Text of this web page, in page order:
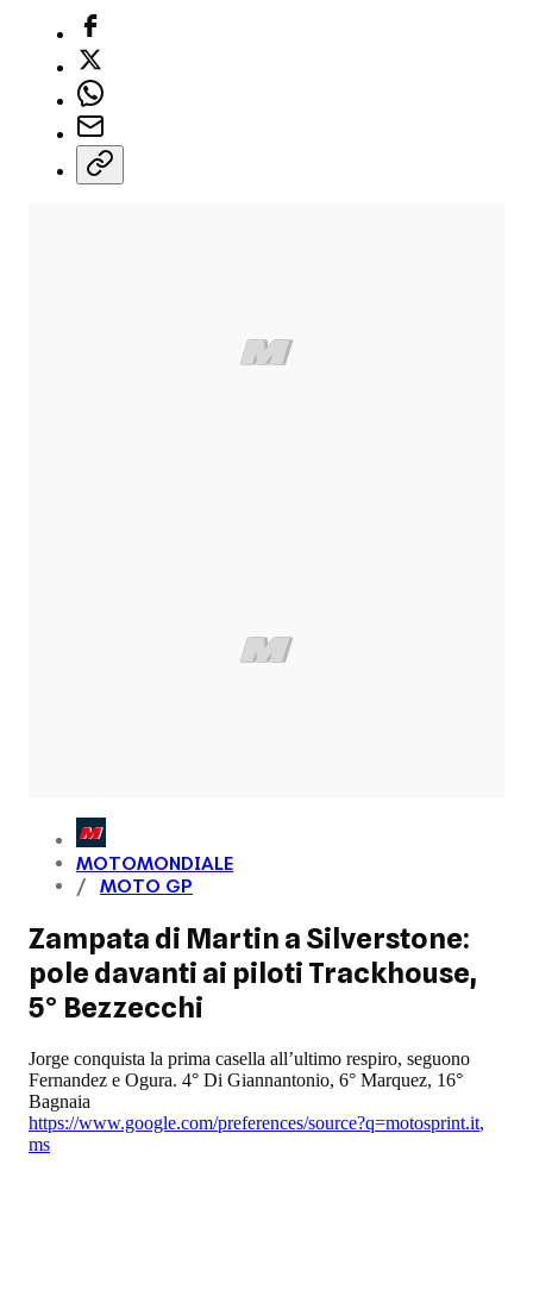
MOTOMONDIALE
MOTO GP
Zampata di Martin a Silverstone:
pole davanti ai piloti Trackhouse,
5° Bezzecchi
Jorge conquista la prima casella all’ultimo respiro, seguono
Fernandez e Ogura. 4° Di Giannantonio, 6° Marquez, 16°
Bagnaia
https://www.google.com/preferences/source?q=motosprint.it,
ms